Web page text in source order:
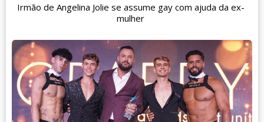
Irmão de Angelina Jolie se assume gay com ajuda da ex-
mulher